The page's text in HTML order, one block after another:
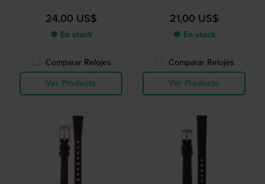
24,00 US$
● En stock
Comparar Relojes
Ver Producto
21,00 US$
● En stock
Comparar Relojes
Ver Producto